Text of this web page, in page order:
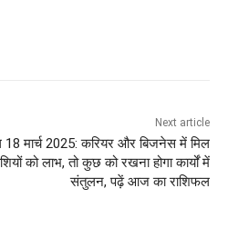
Next article
मार्च 2025: करियर और बिजनेस में मिल
को लाभ, तो कुछ को रखना होगा कार्यों में
संतुलन, पढ़ें आज का राशिफल